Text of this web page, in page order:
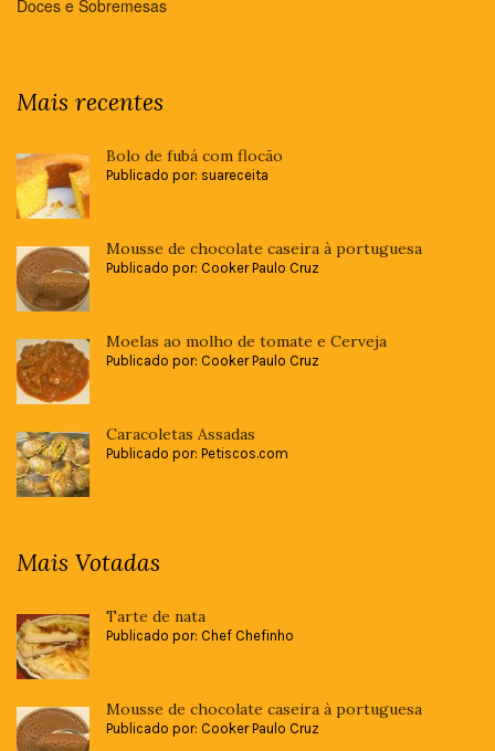
Doces e Sobremesas
Mais recentes
Bolo de fubá com flocão
Publicado por: suareceita
Mousse de chocolate caseira à portuguesa
Publicado por: Cooker Paulo Cruz
Moelas ao molho de tomate e Cerveja
Publicado por: Cooker Paulo Cruz
Caracoletas Assadas
Publicado por: Petiscos.com
Mais Votadas
Tarte de nata
Publicado por: Chef Chefinho
Mousse de chocolate caseira à portuguesa
Publicado por: Cooker Paulo Cruz